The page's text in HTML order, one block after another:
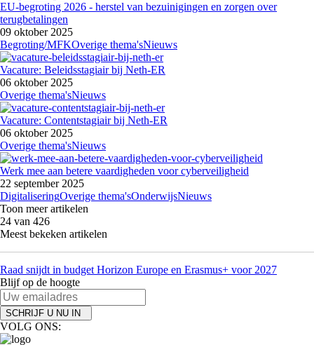
EU-begroting 2026 - herstel van bezuinigingen en zorgen over
terugbetalingen
09 oktober 2025
Begroting/MFKOverige thema'sNieuws
Vacature: Beleidsstagiair bij Neth-ER
06 oktober 2025
Overige thema'sNieuws
Vacature: Contentstagiair bij Neth-ER
06 oktober 2025
Overige thema'sNieuws
Werk mee aan betere vaardigheden voor cyberveiligheid
22 september 2025
DigitaliseringOverige thema'sOnderwijsNieuws
Toon meer artikelen
24 van 426
Meest bekeken artikelen
Raad snijdt in budget Horizon Europe en Erasmus+ voor 2027
Blijf op de hoogte
SCHRIJF U NU IN
VOLG ONS: